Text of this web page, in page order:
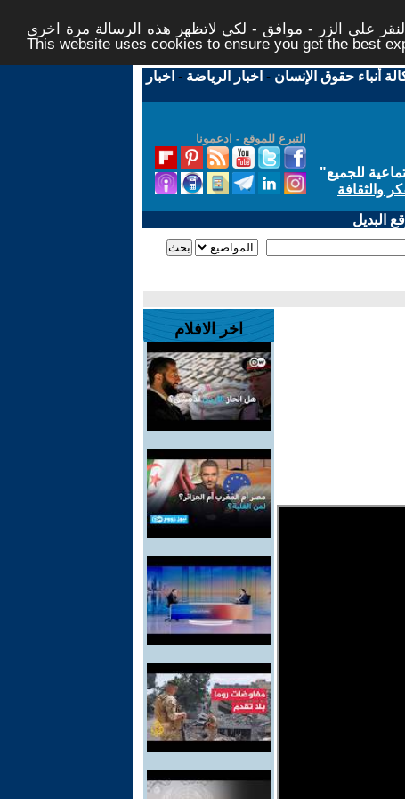
على الزر - موافق - لكي لاتظهر هذه الرسالة مرة اخرى -
This website uses cookies to ensure you get the best
أنباء حقوق الإنسان - اخبار الرياضة - اخبار
التبرع للموقع - ادعمونا
للجميع"
والثقافة
البديل
اخر الافلام